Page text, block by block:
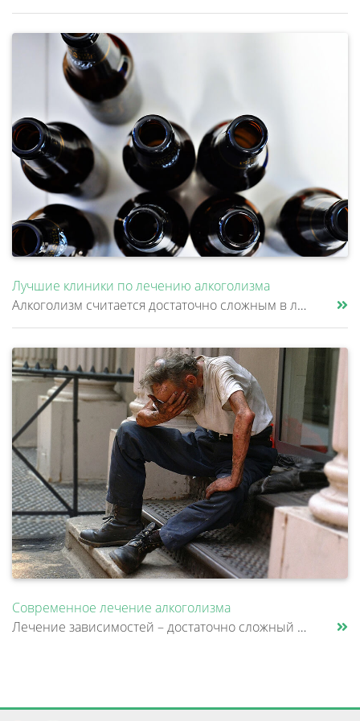
Лучшие клиники по лечению алкоголизма
Алкоголизм считается достаточно сложным в лечении заболеванием. Сами инструкторы по программе «12 шагов» говорят о том,......
Современное лечение алкоголизма
Лечение зависимостей – достаточно сложный и длительный процесс, который, прежде всего, зависит от желания самого пациент......